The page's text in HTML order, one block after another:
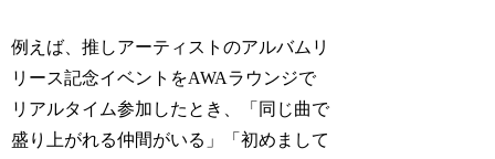
例えば、推しアーティストのアルバムリ
リース記念イベントをAWAラウンジで
リアルタイム参加したとき、「同じ曲で
盛り上がれる仲間がいる」「初めまして